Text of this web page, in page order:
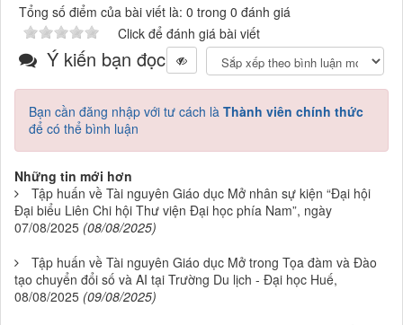
Tổng số điểm của bài viết là: 0 trong 0 đánh giá
Click để đánh giá bài viết
Ý kiến bạn đọc
Bạn cần đăng nhập với tư cách là Thành viên chính thức
để có thể bình luận
Những tin mới hơn
Tập huấn về Tài nguyên Giáo dục Mở nhân sự kiện “Đại hội
Đại biểu Liên Chi hội Thư viện Đại học phía Nam”, ngày
07/08/2025 (08/08/2025)
Tập huấn về Tài nguyên Giáo dục Mở trong Tọa đàm và Đào
tạo chuyển đổi số và AI tại Trường Du lịch - Đại học Huế,
08/08/2025 (09/08/2025)